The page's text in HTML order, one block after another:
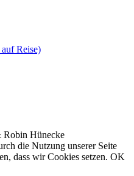
Reise)
Hünecke
die Nutzung unserer Seite
dass wir Cookies setzen. OK